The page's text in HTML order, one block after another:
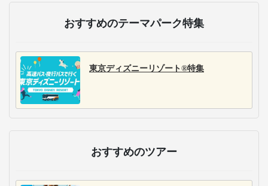
おすすめのテーマパーク特集
東京ディズニーリゾート®特集
おすすめのツアー